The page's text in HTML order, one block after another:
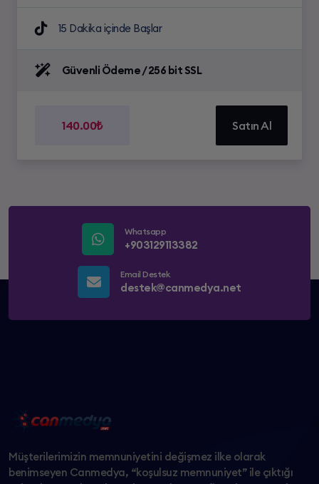
15 Dakika içinde Başlar
Güvenli Ödeme / 256 bit SSL
140.00₺ Satın Al
Whatsapp
+903129113382
Email Destek
destek@canmedya.net
Müşterilerimizin memnuniyetini değişmez ilke olarak
benimseyen Canmedya, “koşulsuz memnuniyet” ile çıktığı